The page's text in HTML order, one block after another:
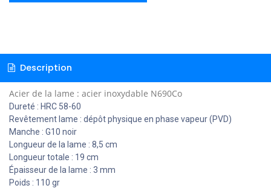
Description
Acier de la lame : acier inoxydable N690Co
Dureté : HRC 58-60
Revêtement lame : dépôt physique en phase vapeur (PVD)
Manche : G10 noir
Longueur de la lame : 8,5 cm
Longueur totale : 19 cm
Épaisseur de la lame : 3 mm
Poids : 110 gr